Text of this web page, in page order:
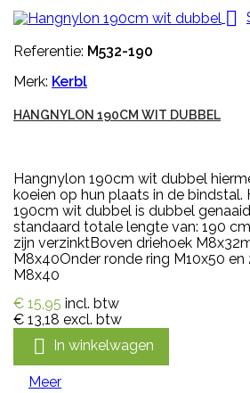

Referentie: M532-190
Merk: Kerbl
HANGNYLON 190CM WIT DUBBEL
Hangnylon 190cm wit dubbel
koeien op hun plaats in de bindstal.
190cm wit dubbel is dubbel
standaard totale lengte van: 190
zijn verzinktBoven driehoek
M8x40Onder ronde ring M10x50
M8x40
€ 15,95 incl. btw
€ 13,18 excl. btw
 In winkelwagen
Meer